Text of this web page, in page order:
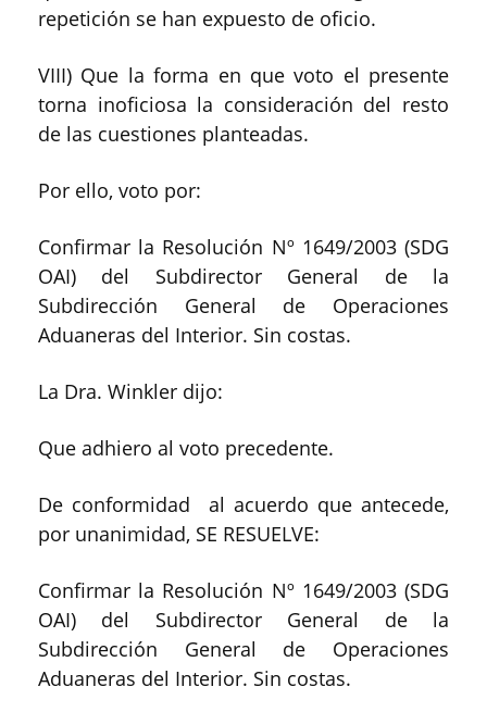
repetición se han expuesto de oficio.
VIII) Que la forma en que voto el presente
torna inoficiosa la consideración del resto
de las cuestiones planteadas.
Por ello, voto por:
Confirmar la Resolución Nº 1649/2003 (SDG
OAI) del Subdirector General de la
Subdirección General de Operaciones
Aduaneras del Interior. Sin costas.
La Dra. Winkler dijo:
Que adhiero al voto precedente.
De conformidad al acuerdo que antecede,
por unanimidad, SE RESUELVE:
Confirmar la Resolución Nº 1649/2003 (SDG
OAI) del Subdirector General de la
Subdirección General de Operaciones
Aduaneras del Interior. Sin costas.